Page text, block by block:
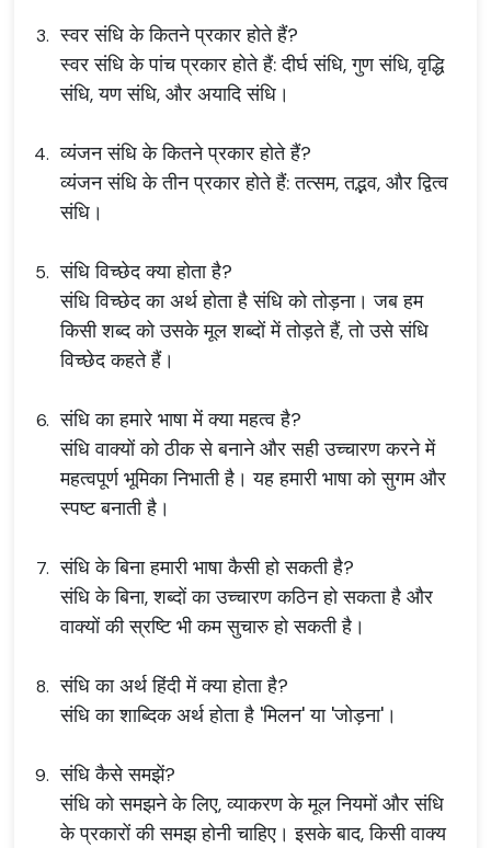
स्वर संधि के कितने प्रकार होते हैं?
स्वर संधि के पांच प्रकार होते हैं: दीर्घ संधि, गुण संधि, वृद्धि
संधि, यण संधि, और अयादि संधि।
व्यंजन संधि के कितने प्रकार होते हैं?
व्यंजन संधि के तीन प्रकार होते हैं: तत्सम, तद्भव, और द्वित्व
संधि।
संधि विच्छेद क्या होता है?
संधि विच्छेद का अर्थ होता है संधि को तोड़ना। जब हम
किसी शब्द को उसके मूल शब्दों में तोड़ते हैं, तो उसे संधि
विच्छेद कहते हैं।
संधि का हमारे भाषा में क्या महत्व है?
संधि वाक्यों को ठीक से बनाने और सही उच्चारण करने में
महत्वपूर्ण भूमिका निभाती है। यह हमारी भाषा को सुगम और
स्पष्ट बनाती है।
संधि के बिना हमारी भाषा कैसी हो सकती है?
संधि के बिना, शब्दों का उच्चारण कठिन हो सकता है और
वाक्यों की स्रष्टि भी कम सुचारु हो सकती है।
संधि का अर्थ हिंदी में क्या होता है?
संधि का शाब्दिक अर्थ होता है 'मिलन' या 'जोड़ना'।
संधि कैसे समझें?
संधि को समझने के लिए, व्याकरण के मूल नियमों और संधि
के प्रकारों की समझ होनी चाहिए। इसके बाद, किसी वाक्य